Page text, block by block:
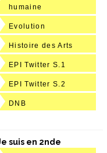
humaine
Evolution
Histoire des Arts
EPI Twitter S.1
EPI Twitter S.2
DNB
suis en 2nde